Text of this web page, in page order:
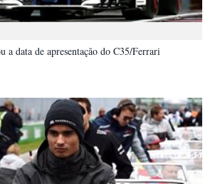
a data de apresentação do C35/Ferrari